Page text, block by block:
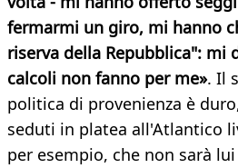
fermarmi un giro, mi hanno
riserva della Repubblica": mi
calcoli non fanno per me». Il
politica di provenienza è
seduti in platea all'Atlantico
per esempio, che non sarà